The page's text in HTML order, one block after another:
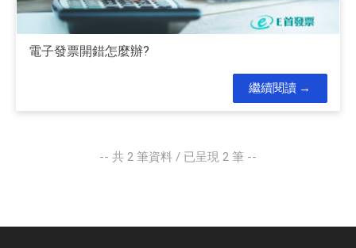
電子發票開錯怎麼辦?
繼續閱讀
-- 共 2 筆資料 / 已呈現 2 筆 --